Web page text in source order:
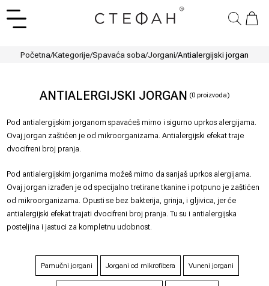
Početna/Kategorije/Spavaća soba/Jorgani/Antialergijski jorgan
ANTIALERGIJSKI JORGAN (0proizvoda)
Pod antialergijskim jorganom spavaćeš mirno i sigurno uprkos alergijama.
Ovaj jorgan zaštićen je od mikroorganizama. Antialergijski efekat traje
dvocifreni broj pranja.
Pod antialergijskim jorganima možeš mirno da sanjaš uprkos alergijama.
Ovaj jorgan izrađen je od specijalno tretirane tkanine i potpuno je zaštićen
od mikroorganizama. Opusti se bez bakterija, grinja, i gljivica, jer će
antialergijski efekat trajati dvocifreni broj pranja. Tu su i antialergijska
posteljina i jastuci za kompletnu udobnost.
Pamučni jorgani Jorgani od mikrofibera Vuneni jorgani